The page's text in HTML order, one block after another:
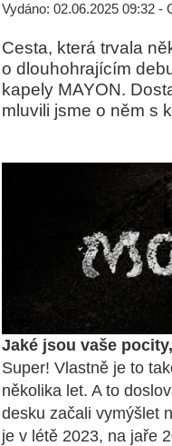
Vydáno: 02.06.2025 09:32 -
Cesta, která trvala
o dlouhohrajícím
kapely MAYON.
mluvili jsme o něm s
Jaké jsou vaše
Super! Vlastně je to
několika let. A to
desku začali vymýšlet
je v létě 2023, na jaře